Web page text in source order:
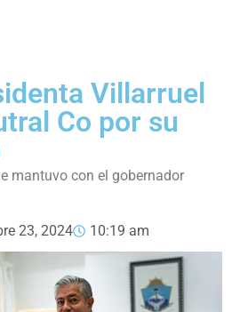
Villarruel
Co por su
mantuvo con el gobernador
23, 2024 10:19 am